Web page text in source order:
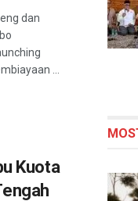
dan
...
Kuota